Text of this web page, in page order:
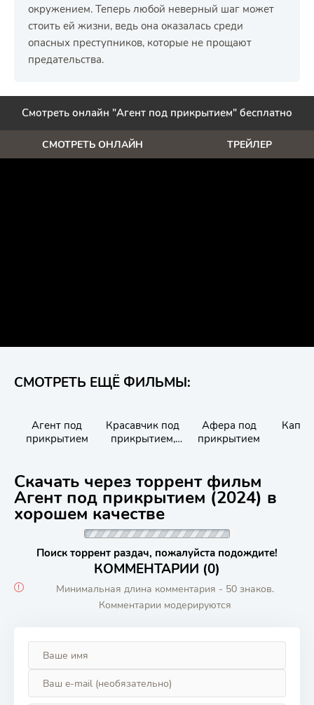
окружением. Теперь любой неверный шаг может
стоить ей жизни, ведь она оказалась среди
опасных преступников, которые не прощают
предательства.
Смотреть онлайн "Агент под прикрытием" бесплатно
СМОТРЕТЬ ОНЛАЙН ТРЕЙЛЕР
СМОТРЕТЬ ЕЩЁ ФИЛЬМЫ:
Агент под
прикрытием
Красавчик под
прикрытием,
Афера под
прикрытием
Скачать через торрент фильм
Агент под прикрытием (2024) в
хорошем качестве
Поиск торрент раздач, пожалуйста подождите!
КОММЕНТАРИИ (0)
Минимальная длина комментария - 50 знаков.
Комментарии модерируются